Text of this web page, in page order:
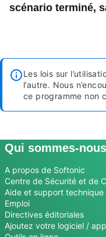
scénario terminé,
Les lois sur
l’autre. Nous
ce programme non
Qui sommes-
A propos de Softonic
Centre de Sécurité et de
Aide et support technique
Emploi
Directives éditoriales
Ajoutez votre logiciel /